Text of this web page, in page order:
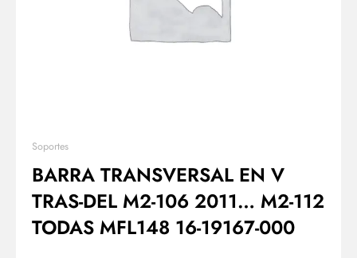
Soportes
BARRA TRANSVERSAL EN V
TRAS-DEL M2-106 2011… M2-112
TODAS MFL148 16-19167-000